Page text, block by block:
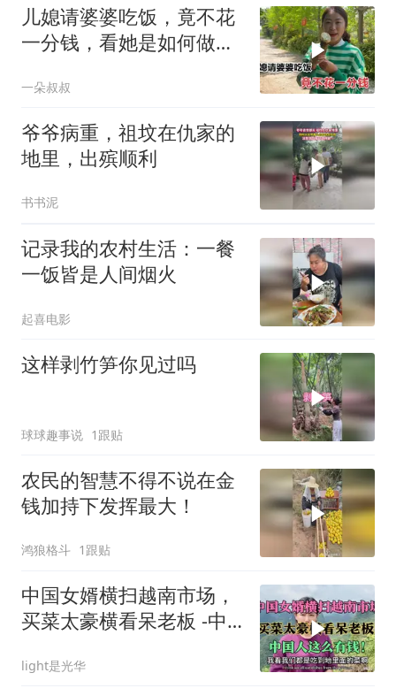
儿媳请婆婆吃饭，竟不花
一分钱，看她是如何做到
一朵叔叔
爷爷病重，祖坟在仇家的
地里，出殡顺利
书书泥
记录我的农村生活：一餐
一饭皆是人间烟火
起喜电影
这样剥竹笋你见过吗
球球趣事说 1跟贴
农民的智慧不得不说在金
钱加持下发挥最大！
鸿狼格斗 1跟贴
中国女婿横扫越南市场，
买菜太豪横看呆老板 -中
light是光华